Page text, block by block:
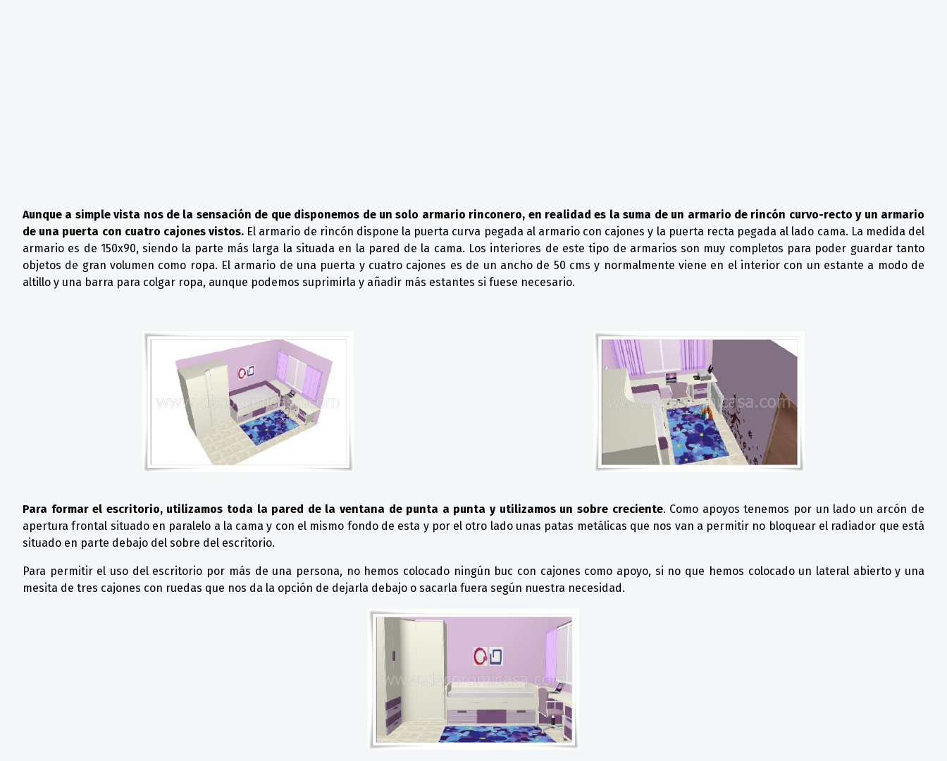
Aunque a simple vista nos de la sensación de que disponemos de un solo armario rinconero, en realidad es la suma de un armario de rincón curvo-recto y un armario
de una puerta con cuatro cajones vistos. El armario de rincón dispone la puerta curva pegada al armario con cajones y la puerta recta pegada al lado cama. La medida del
armario es de 150x90, siendo la parte más larga la situada en la pared de la cama. Los interiores de este tipo de armarios son muy completos para poder guardar tanto
objetos de gran volumen como ropa. El armario de una puerta y cuatro cajones es de un ancho de 50 cms y normalmente viene en el interior con un estante a modo de
altillo y una barra para colgar ropa, aunque podemos suprimirla y añadir más estantes si fuese necesario.
Para formar el escritorio, utilizamos toda la pared de la ventana de punta a punta y utilizamos un sobre creciente. Como apoyos tenemos por un lado un arcón de
apertura frontal situado en paralelo a la cama y con el mismo fondo de esta y por el otro lado unas patas metálicas que nos van a permitir no bloquear el radiador que está
situado en parte debajo del sobre del escritorio.
Para permitir el uso del escritorio por más de una persona, no hemos colocado ningún buc con cajones como apoyo, si no que hemos colocado un lateral abierto y una
mesita de tres cajones con ruedas que nos da la opción de dejarla debajo o sacarla fuera según nuestra necesidad.